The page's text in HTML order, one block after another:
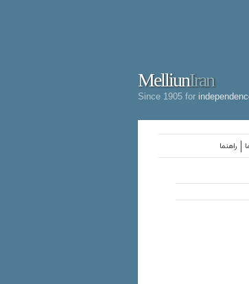
MelliunIran
Since 1905 for
راهنما